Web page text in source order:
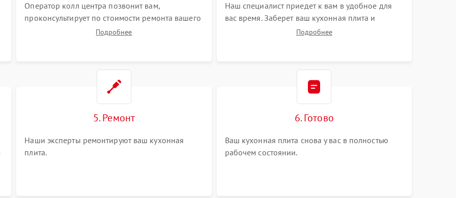
Оператор колл центра позвонит вам,
проконсультирует по стоимости ремонта вашего
кухонной плиты а также ответит на все ваши
Подробнее
Наш специалист приедет к вам в удобное для
вас время. Заберет ваш кухонная плита и
привезет на склад для диагностики.
Подробнее
5. Ремонт
Наши эксперты ремонтируют ваш кухонная
плита.
6. Готово
Ваш кухонная плита снова у вас в полностью
рабочем состоянии.